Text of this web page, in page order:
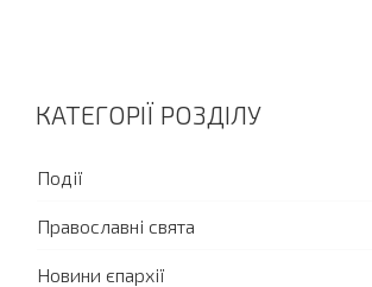
КАТЕГОРІЇ РОЗДІЛУ
Події
Православні свята
Новини єпархії